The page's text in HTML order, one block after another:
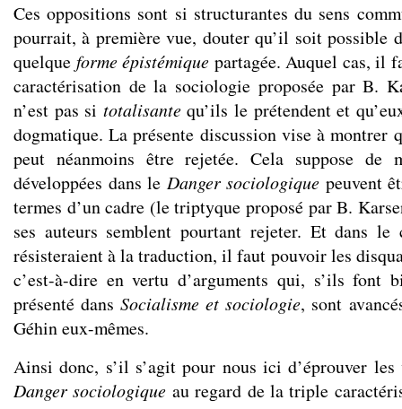
Ces oppositions sont si structurantes du sens
pourrait, à première vue, douter qu’il soit possible
quelque forme épistémique partagée. Auquel cas, il
caractérisation de la sociologie proposée par B.
n’est pas si totalisantequ’ils le prétendent et
dogmatique. La présente discussion vise à montrer
peut néanmoins être rejetée. Cela suppose de
développées dans le Danger sociologique peuvent
termes d’un cadre (le triptyque proposé par B.
ses auteurs semblent pourtant rejeter. Et dans le
résisteraient à la traduction, il faut pouvoir les
c’est-à-dire en vertu d’arguments qui, s’ils font
présenté dansSocialisme et sociologie, sont
Géhin eux-mêmes.
Ainsi donc, s’il s’agit pour nous ici d’éprouver les
Danger sociologique au regard de la triple